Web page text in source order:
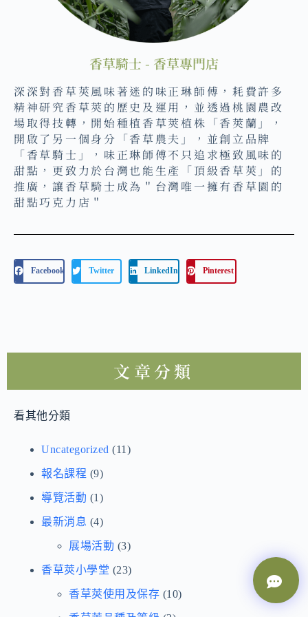
香草騎士 - 香草專門店
深深對香草莢風味著迷的味正琳師傅，耗費許多
精神研究香草莢的歷史及運用，並透過桃園農改
場取得技轉，開始種植香草莢植株「香莢蘭」，
開啟了另一個身分「香草農夫」，並創立品牌
「香草騎士」，味正琳師傅不只追求極致風味的
甜點，更致力於台灣也能生產「頂級香草莢」的
推廣，讓香草騎士成為＂台灣唯一擁有香草園的
甜點巧克力店＂
Facebook Twitter LinkedIn Pinterest
文章分類
看其他分類
Uncategorized (11)
報名課程 (9)
導覽活動 (1)
最新消息 (4)
展場活動 (3)
香草莢小學堂 (23)
香草莢使用及保存 (10)